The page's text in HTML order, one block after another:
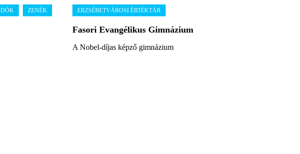
Fasori Evangélikus Gimnázium
A Nobel-díjas képző gimnázium